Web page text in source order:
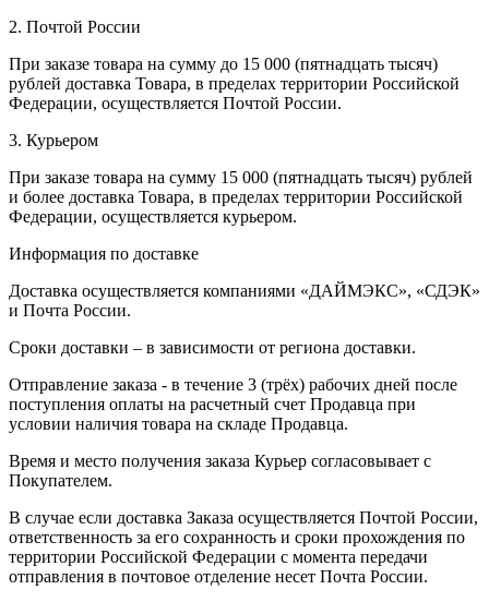
2. Почтой России
При заказе товара на сумму до 15 000 (пятнадцать тысяч)
рублей доставка Товара, в пределах территории Российской
Федерации, осуществляется Почтой России.
3. Курьером
При заказе товара на сумму 15 000 (пятнадцать тысяч) рублей
и более доставка Товара, в пределах территории Российской
Федерации, осуществляется курьером.
Информация по доставке
Доставка осуществляется компаниями «ДАЙМЭКС», «СДЭК»
и Почта России.
Сроки доставки – в зависимости от региона доставки.
Отправление заказа - в течение 3 (трёх) рабочих дней после
поступления оплаты на расчетный счет Продавца при
условии наличия товара на складе Продавца.
Время и место получения заказа Курьер согласовывает с
Покупателем.
В случае если доставка Заказа осуществляется Почтой России,
ответственность за его сохранность и сроки прохождения по
территории Российской Федерации с момента передачи
отправления в почтовое отделение несет Почта России.